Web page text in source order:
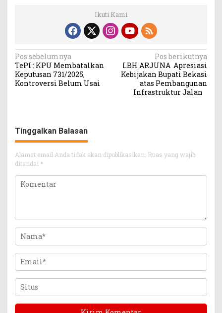
Ikuti Kami
Navigasi
pos
Pos sebelumnya
TePI : KPU Membatalkan
Keputusan 731/2025,
Kontroversi Belum Usai
Pos berikutnya
LBH ARJUNA Apresiasi
Kebijakan Bupati Bekasi
atas Pembangunan
Infrastruktur Jalan
Tinggalkan Balasan
Alamat email Anda tidak akan dipublikasikan. Ruas yang wajib
ditandai *